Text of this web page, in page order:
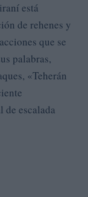
está
de rehenes y
que se
palabras,
«Teherán
de escalada